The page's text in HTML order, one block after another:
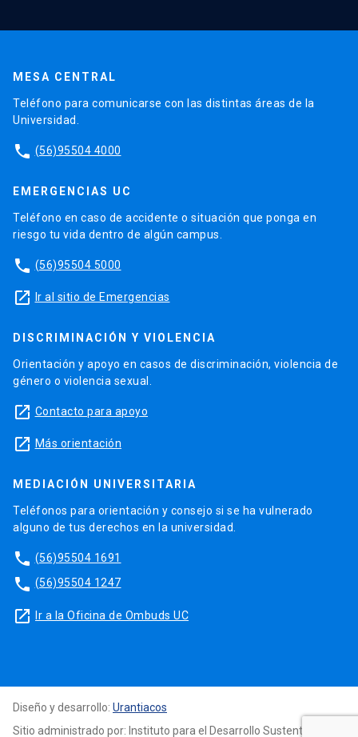
MESA CENTRAL
Teléfono para comunicarse con las distintas áreas de la
Universidad.
phone (56)95504 4000
EMERGENCIAS UC
Teléfono en caso de accidente o situación que ponga en
riesgo tu vida dentro de algún campus.
phone (56)95504 5000
launch Ir al sitio de Emergencias
DISCRIMINACIÓN Y VIOLENCIA
Orientación y apoyo en casos de discriminación, violencia de
género o violencia sexual.
launch Contacto para apoyo
launch Más orientación
MEDIACIÓN UNIVERSITARIA
Teléfonos para orientación y consejo si se ha vulnerado
alguno de tus derechos en la universidad.
phone (56)95504 1691
phone (56)95504 1247
launch Ir a la Oficina de Ombuds UC
Diseño y desarrollo: Urantiacos
Sitio administrado por: Instituto para el Desarrollo Sustentable